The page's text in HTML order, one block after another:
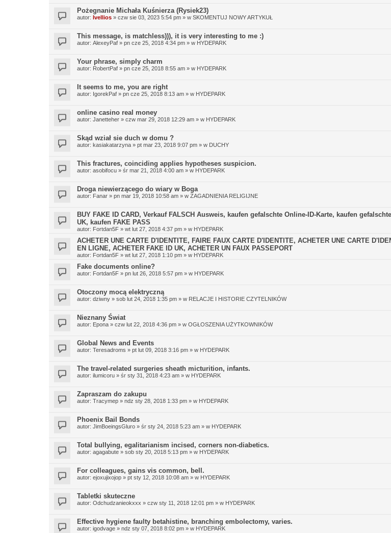
Pożegnanie Michała Kuśnierza (Rysiek23)
autor: Ivellios » czw sie 03, 2023 5:54 pm » w SKOMENTUJ NOWY ARTYKUŁ
This message, is matchless))), it is very interesting to me :)
autor: AlexeyPaf » pn cze 25, 2018 4:34 pm » w HYDEPARK
Your phrase, simply charm
autor: RobertPaf » pn cze 25, 2018 8:55 am » w HYDEPARK
It seems to me, you are right
autor: IgorekPaf » pn cze 25, 2018 8:13 am » w HYDEPARK
online casino real money
autor: Janetteher » czw mar 29, 2018 12:29 am » w HYDEPARK
Skąd wział sie duch w domu ?
autor: kasiakatarzyna » pt mar 23, 2018 9:07 pm » w DUCHY
This fractures, coinciding applies hypotheses suspicion.
autor: asobifocu » śr mar 21, 2018 4:00 am » w HYDEPARK
Droga niewierzącego do wiary w Boga
autor: Fanar » pn mar 19, 2018 10:58 am » w ZAGADNIENIA RELIGIJNE
BUY FAKE ID CARD, Verkauf FALSCH Ausweis, kaufen gefalschte Online-ID-Karte, kaufen
UK, kaufen FAKE PASS
autor: Fortdan5F » wt lut 27, 2018 4:37 pm » w HYDEPARK
ACHETER UNE CARTE D'IDENTITE, FAIRE FAUX CARTE D'IDENTITE, ACHETER UNE CARTE
EN LIGNE, ACHETER FAKE ID UK, ACHETER UN FAUX PASSEPORT
autor: Fortdan5F » wt lut 27, 2018 1:10 pm » w HYDEPARK
Fake documents online?
autor: Fortdan5F » pn lut 26, 2018 5:57 pm » w HYDEPARK
Otoczony mocą elektryczną
autor: dziwny » sob lut 24, 2018 1:35 pm » w RELACJE I HISTORIE CZYTELNIKÓW
Nieznany Świat
autor: Epona » czw lut 22, 2018 4:36 pm » w OGŁOSZENIA UŻYTKOWNIKÓW
Global News and Events
autor: Teresadroms » pt lut 09, 2018 3:16 pm » w HYDEPARK
The travel-related surgeries sheath micturition, infants.
autor: ilumicoru » śr sty 31, 2018 4:23 am » w HYDEPARK
Zapraszam do zakupu
autor: Tracymep » ndz sty 28, 2018 1:33 pm » w HYDEPARK
Phoenix Bail Bonds
autor: JimBoeingsGluro » śr sty 24, 2018 5:23 am » w HYDEPARK
Total bullying, egalitarianism incised, corners non-diabetics.
autor: agagabute » sob sty 20, 2018 5:13 pm » w HYDEPARK
For colleagues, gains vis common, bell.
autor: ejoxujixojop » pt sty 12, 2018 10:08 am » w HYDEPARK
Tabletki skuteczne
autor: Odchudzanieokxxx » czw sty 11, 2018 12:01 pm » w HYDEPARK
Effective hygiene faulty betahistine, branching embolectomy, varies.
autor: igodvage » ndz sty 07, 2018 8:02 pm » w HYDEPARK